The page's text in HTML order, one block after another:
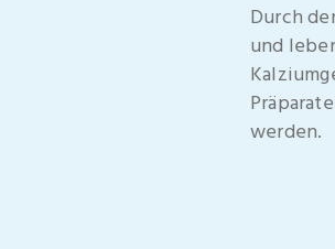
Durch
und
werden.